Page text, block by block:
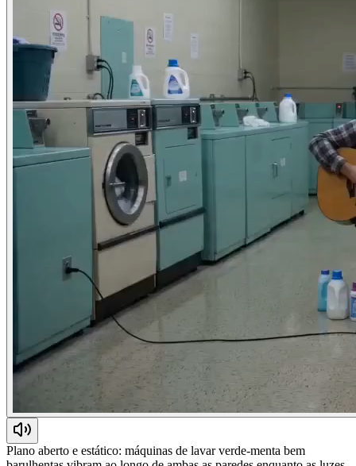
Plano aberto e estático: máquinas de lavar verde-menta bem